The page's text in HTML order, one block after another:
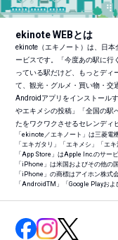
ekinote WEBとは
ekinote（エキノート）は、日
ービスです。「今度あの駅に行
っている駅だけど、もっとディ
て、観光・グルメ・買い物・交
Androidアプリをインストール
やエキメシの投稿」「全国の駅
たをワクワクさせるセレンディ
「ekinote／エキノート」は三菱電
「エキガタリ」「エキメシ」「エ
「App Store」はApple Inc.のサー
「iPhone」は米国およびその他の
「iPhone」の商標はアイホン株式
「AndroidTM 」「Google Playお